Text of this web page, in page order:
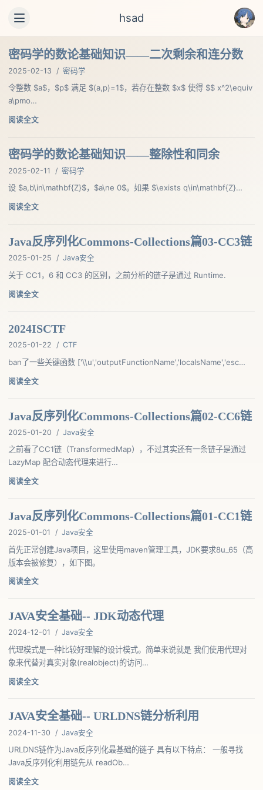
hsad
密码学的数论基础知识——二次剩余和连分数
2025-02-13 / 密码学
令整数 $a$，$p$ 满足 $(a,p)=1$，若存在整数 $x$ 使得 $$ x^2\equiv
a\pmo…
阅读全文
密码学的数论基础知识——整除性和同余
2025-02-11 / 密码学
设 $a,b\in\mathbf{Z}$，$a\ne 0$。如果 $\exists q\in\mathbf{Z}…
阅读全文
Java反序列化Commons-Collections篇03-CC3链
2025-01-25 / Java安全
关于 CC1，6 和 CC3 的区别，之前分析的链子是通过 Runtime.
阅读全文
2024ISCTF
2025-01-22 / CTF
ban了一些关键函数 ['\\u','outputFunctionName','localsName','esc…
阅读全文
Java反序列化Commons-Collections篇02-CC6链
2025-01-20 / Java安全
之前看了CC1链（TransformedMap），不过其实还有一条链子是通过
LazyMap 配合动态代理来进行…
阅读全文
Java反序列化Commons-Collections篇01-CC1链
2025-01-01 / Java安全
首先正常创建Java项目，这里使用maven管理工具，JDK要求8u_65（高
版本会被修复），如下图。
阅读全文
JAVA安全基础-- JDK动态代理
2024-12-01 / Java安全
代理模式是一种比较好理解的设计模式。简单来说就是 我们使用代理对
象来代替对真实对象(realobject)的访问…
阅读全文
JAVA安全基础-- URLDNS链分析利用
2024-11-30 / Java安全
URLDNS链作为Java反序列化最基础的链子 具有以下特点： 一般寻找
Java反序列化利用链先从 readOb…
阅读全文